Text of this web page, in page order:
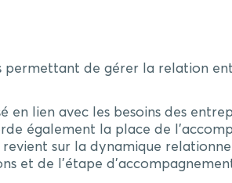
permettant de gérer la relation
en lien avec les besoins des
également la place de
revient sur la dynamique
et de l’étape